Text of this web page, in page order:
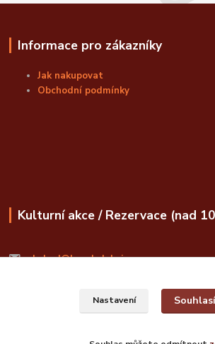
Informace pro zákazníky
Jak nakupovat
Obchodní podmínky
Kulturní akce / Rezervace (nad
obchod@bozskalahvice.cz
Nastavení